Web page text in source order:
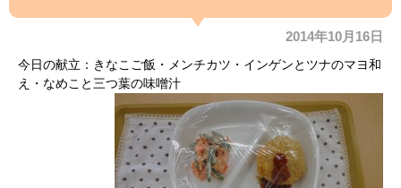
2014年10月16日
今日の献立：きなこご飯・メンチカツ・インゲンとツナのマヨ和
え・なめこと三つ葉の味噌汁